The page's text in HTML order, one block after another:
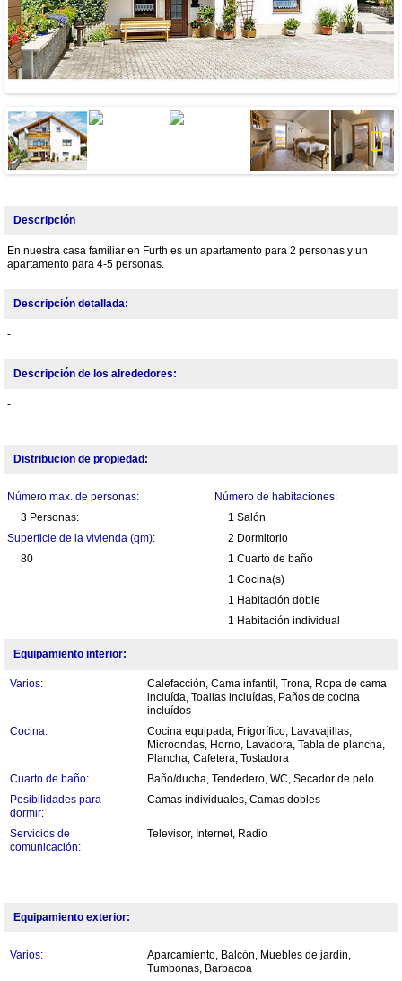
Next
Descripción
En nuestra casa familiar en Furth es un apartamento para 2 personas y un
apartamento para 4-5 personas.
Descripción detallada:
-
Descripción de los alrededores:
-
Distribucion de propiedad:
Número max. de personas:
3 Personas:
Superficie de la vivienda (qm):
80
Número de habitaciones:
1 Salón
2 Dormitorio
1 Cuarto de baño
1 Cocina(s)
1 Habitación doble
1 Habitación individual
Equipamiento interior:
Varios:
Calefacción, Cama infantil, Trona, Ropa de cama
incluída, Toallas incluídas, Paños de cocina
incluídos
Cocina:
Cocina equipada, Frigorífico, Lavavajillas,
Microondas, Horno, Lavadora, Tabla de plancha,
Plancha, Cafetera, Tostadora
Cuarto de baño:
Baño/ducha, Tendedero, WC, Secador de pelo
Posibilidades para
dormir:
Camas individuales, Camas dobles
Servicios de
comunicación:
Televisor, Internet, Radio
Equipamiento exterior:
Varios:
Aparcamiento, Balcón, Muebles de jardín,
Tumbonas, Barbacoa